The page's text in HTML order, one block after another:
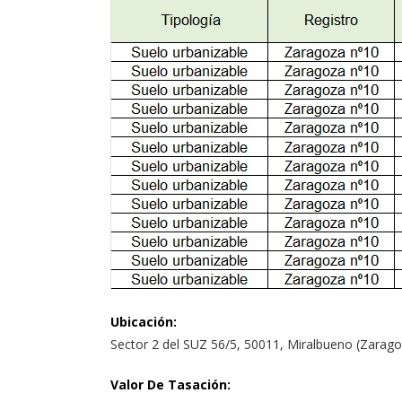
Ubicación:
Sector 2 del SUZ 56/5, 50011, Miralbueno
Valor De Tasación: